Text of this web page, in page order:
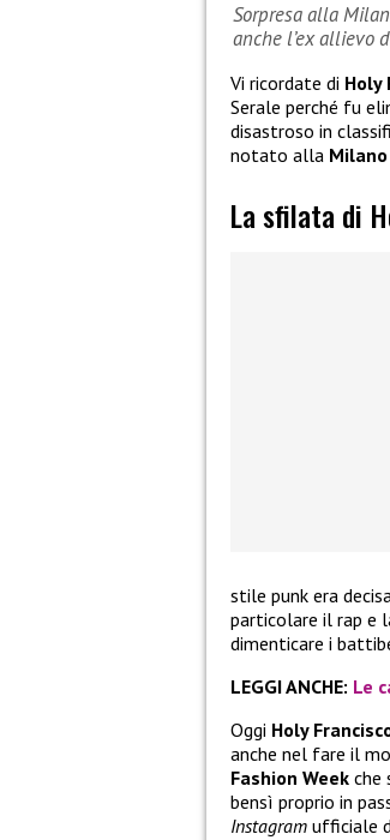
Sorpresa alla
anche l’ex allievo
Vi ricordate di Holy
Serale perché fu
disastroso in
notato alla Milano
La sfilata di
stile punk era
particolare il rap e
dimenticare i
LEGGI ANCHE: Le
Oggi Holy
anche nel fare il
Fashion Week che
bensì proprio in
Instagram ufficiale